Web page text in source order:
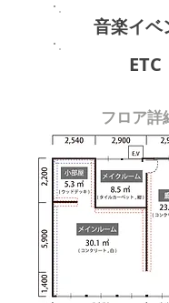
音楽イベ
ETC
フロア詳